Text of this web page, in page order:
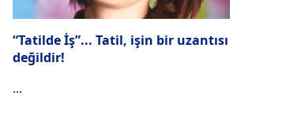
“Tatilde İş”... Tatil, işin bir uzantısı
değildir!
...